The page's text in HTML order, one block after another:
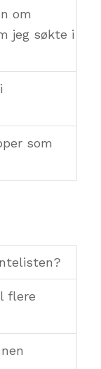
om
jeg søkte i
som
flere